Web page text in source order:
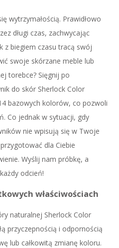
wytrzymałością. Prawidłowo
długi czas, zachwycając
z biegiem czasu tracą swój
swoje skórzane meble lub
torebce? Sięgnij po
do skór Sherlock Color
bazowych kolorów, co pozwoli
Co jednak w sytuacji, gdy
nie wpisują się w Twoje
dla Ciebie
Wyślij nam próbkę, a
odcień!
właściwościach
naturalnej Sherlock Color
przyczepnością i odpornością
lub całkowitą zmianę koloru.